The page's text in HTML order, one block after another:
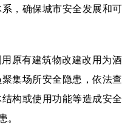
，确保城市安全发展和可
用原有建筑物改建改用为酒
集场所安全隐患，依法查
构或使用功能等造成安全
。